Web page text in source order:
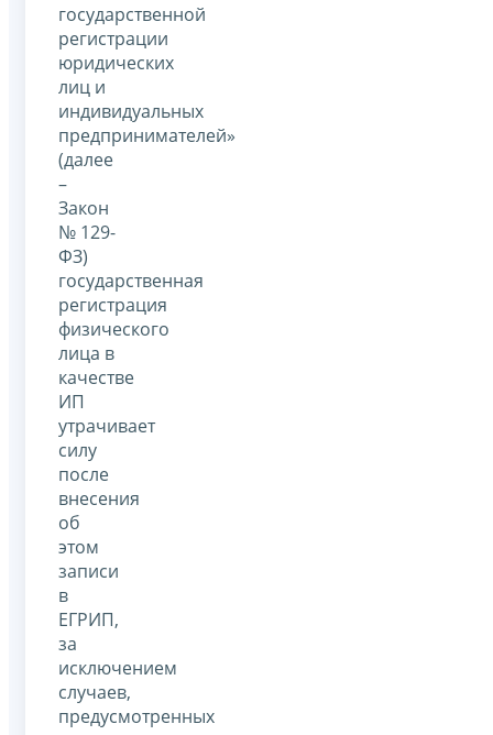
государственной
регистрации
юридических
лиц и
индивидуальных
предпринимателей»
(далее
–
Закон
№ 129-
ФЗ)
государственная
регистрация
физического
лица в
качестве
ИП
утрачивает
силу
после
внесения
об
этом
записи
в
ЕГРИП,
за
исключением
случаев,
предусмотренных